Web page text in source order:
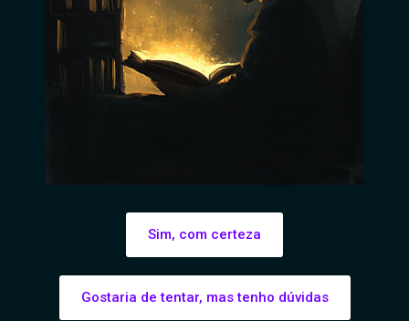
Sim, com certeza
Gostaria de tentar, mas tenho dúvidas